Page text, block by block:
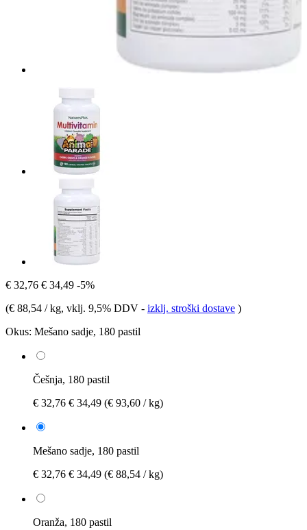
€ 32,76 € 34,49 -5%
(€ 88,54 / kg, vklj. 9,5% DDV - izklj. stroški dostave )
Okus: Mešano sadje, 180 pastil
Češnja, 180 pastil
€ 32,76 € 34,49 (€ 93,60 / kg)
Mešano sadje, 180 pastil
€ 32,76 € 34,49 (€ 88,54 / kg)
Oranža, 180 pastil